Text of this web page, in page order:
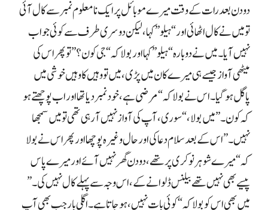
دو دن بعد رات کے وقت میرے موبائل پر ایک نامعلوم نمبر سے کال آئی
تو میں نے کال اٹھائی اور “ہیلو” کہا، لیکن دوسری طرف سے کوئی جواب
نہیں آیا۔ میں نے دوبارہ “ہیلو” کہا اور بولا کہ “جی کون؟” تو پھر اس کی
میٹھی آواز جیسے ہی میرے کان میں پڑی، میں تو وہیں کا وہیں خوشی میں
پاگل ہو گیا۔ اس نے بولا کہ “مرضی ہے، خود نمبر دیا تھا اور اب پوچھتے ہو
کہ کون۔” میں بولا، “سوری، آپ کی آواز نہیں آ رہی تھی تو میں سمجھا
نہیں۔” اس کے بعد سلام دعا کی اور حال وغیرہ پوچھا اور پھر اس نے بولا
کہ “میرے شوہر نوکری پر تھے، دو دن گھر نہیں آئے اور میرے پاس
پیسے بھی نہیں تھے بیلنس ڈلوانے کے، اس وجہ سے پہلے کال نہیں کی۔”
میں بھی اس کو بولا کہ “کوئی بات نہیں، ہو جاتا ہے۔ اگلی بار جب بھی آپ